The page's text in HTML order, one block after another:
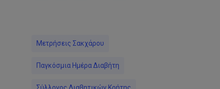
Μετρήσεις Σακχάρου
Παγκόσμια Ημέρα Διαβήτη
Σύλλογος Διαβητικών Κρήτης